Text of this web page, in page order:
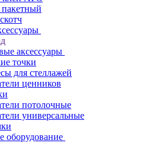
аксессуары
точки
для стеллажей
ценников
потолочные
универсальные
оборудование